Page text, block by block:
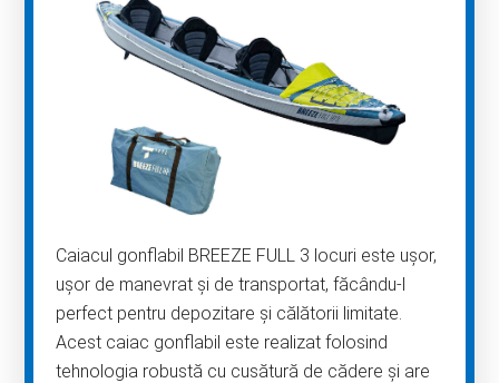
Caiacul gonflabil BREEZE FULL 3 locuri este ușor,
ușor de manevrat și de transportat, făcându-l
perfect pentru depozitare și călătorii limitate.
Acest caiac gonflabil este realizat folosind
tehnologia robustă cu cusătură de cădere și are